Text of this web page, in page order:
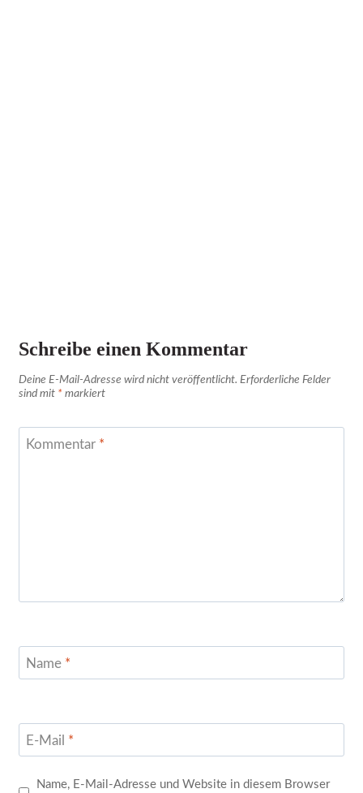
Schreibe einen Kommentar
Deine E-Mail-Adresse wird nicht veröffentlicht. Erforderliche Felder
sind mit * markiert
Kommentar *
Name *
E-Mail *
Name, E-Mail-Adresse und Website in diesem Browser